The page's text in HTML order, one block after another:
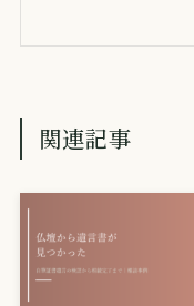
関連記事